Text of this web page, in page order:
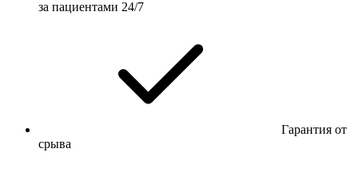
за пациентами 24/7
Гарантия от
срыва